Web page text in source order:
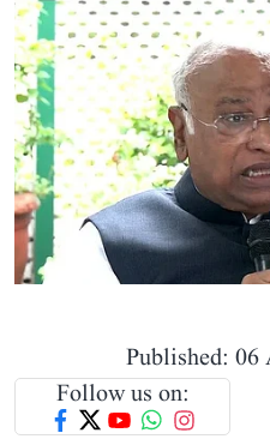
Published: 06
Follow us on: